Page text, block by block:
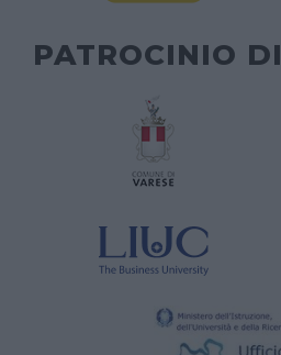
PATROCINIO DI